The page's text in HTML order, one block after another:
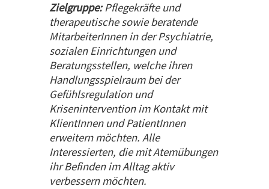
Zielgruppe:Pflegekräfte und
therapeutische sowie beratende
MitarbeiterInnen in der Psychiatrie,
sozialen Einrichtungen und
Beratungsstellen, welche ihren
Handlungsspielraum bei der
Gefühlsregulation und
Krisenintervention im Kontakt mit
KlientInnen und PatientInnen
erweitern möchten. Alle
Interessierten, die mit Atemübungen
ihr Befinden im Alltag aktiv
verbessern möchten.